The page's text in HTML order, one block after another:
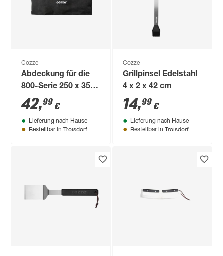
Cozze
Abdeckung für die
800-Serie 250 x 35 x
260 cm
42,99 €
Lieferung nach Hause
Bestellbar in Troisdorf
Cozze
Grillpinsel Edelstahl
4 x 2 x 42 cm
14,99 €
Lieferung nach Hause
Bestellbar in Troisdorf